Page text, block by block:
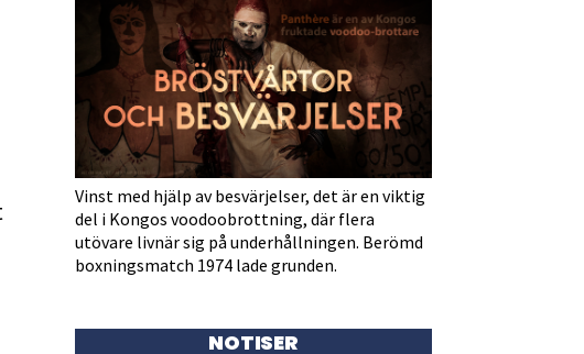
Vinst med hjälp av besvärjelser, det är en viktig
del i Kongos voodoobrottning, där flera
utövare livnär sig på underhållningen. Berömd
boxningsmatch 1974 lade grunden.
NOTISER